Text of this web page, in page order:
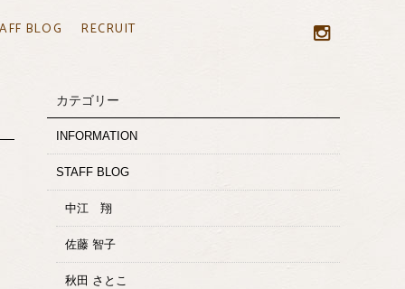
BLOG RECRUIT
カテゴリー
INFORMATION
STAFF BLOG
中江 翔
佐藤 智子
秋田 さとこ